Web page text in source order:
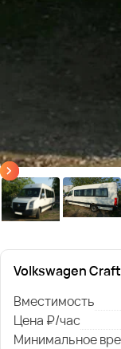
Volkswagen
Вместимость
Цена ₽/час
Минимальное